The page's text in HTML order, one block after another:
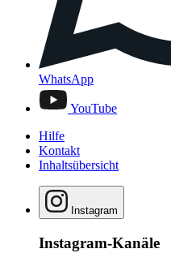
WhatsApp
YouTube
Hilfe
Kontakt
Inhaltsübersicht
Instagram
Instagram-Kanäle